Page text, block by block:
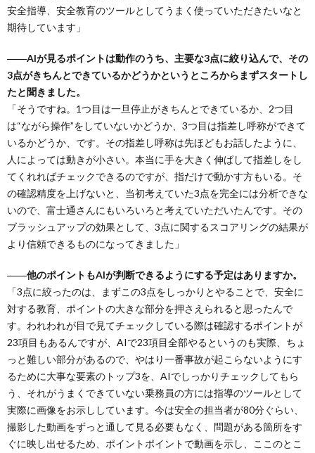
安全指導、安全教育のツールとしてうまく使っていただきたいなと
期待しています」
――AIが見るポイントは動作のうち、主要な3点に絞り込んで、その
3点がきちんとできているかどうかというところからまずスタートし
たと聞きました。
「そうですね。1つ目は一旦停止がきちんとできているか、2つ目
は“ながら操作”をしていないかどうか、3つ目は指差し呼称ができて
いるかどうか、です。その指差し呼称は先ほどもお話したように、
人によっては動きが小さい。本当に手を大きく伸ばして指差しをし
てくれればチェックできるのですが、指だけで動かす方もいる。そ
の確認精度を上げないと、当初考えていた3点を完全には分析できな
いので、富士通さんにもいろいろと考えていただいたんです。その
ブラッシュアップの効果として、3点に関するスコアリングの結果が
より信頼できるものになってきました」
――他のポイントもAIが判断できるようにする予定はありますか。
「3点に絞ったのは、まずこの3点をしっかりとやることで、安全に
対する教育、ポイントの大きな部分を押さえられると思ったんで
す。われわれが目で見てチェックしている際は確認するポイントが
23項目もあるんですが、AIで23項目全部やるというのも実際、ちょ
っと難しい部分があるので、やはり一番事故が起こらないようにす
るために大事な要素のトップ3を、AIでしっかりチェックしてもら
う、それがうまくできていない乗務員の方には指導のツールとして
実際に画像をお示ししています。今は安全の担当者が80分ぐらい、
撮影した動画をずっと通して見る必要もなく、問題がある箇所をす
ぐに映し出せるため、ポイントポイントで動画を示し、ここのとこ